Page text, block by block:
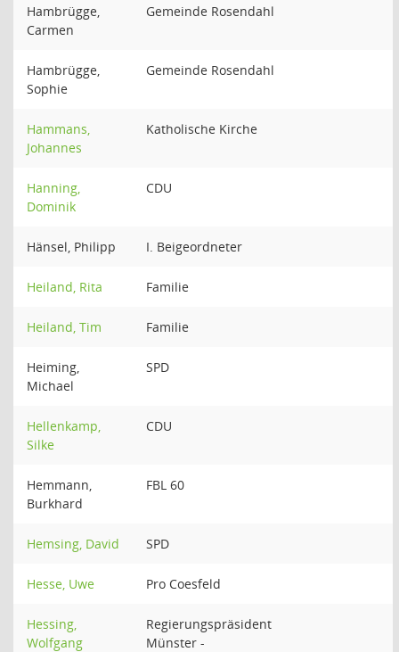
Hambrügge,
Carmen
Gemeinde Rosendahl
Hambrügge,
Sophie
Gemeinde Rosendahl
Hammans,
Johannes
Katholische Kirche
Hanning,
Dominik
CDU
Hänsel, Philipp I. Beigeordneter
Heiland, Rita Familie
Heiland, Tim Familie
Heiming,
Michael
SPD
Hellenkamp,
Silke
CDU
Hemmann,
Burkhard
FBL 60
Hemsing, David SPD
Hesse, Uwe Pro Coesfeld
Hessing,
Wolfgang
Regierungspräsident
Münster -